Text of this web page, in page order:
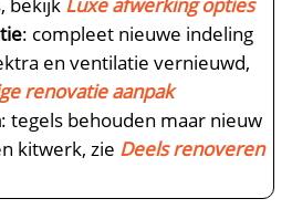
: compleet nieuwe indeling
en ventilatie vernieuwd,
renovatie aanpak
: tegels behouden maar nieuw
kitwerk, zie Deels renoveren